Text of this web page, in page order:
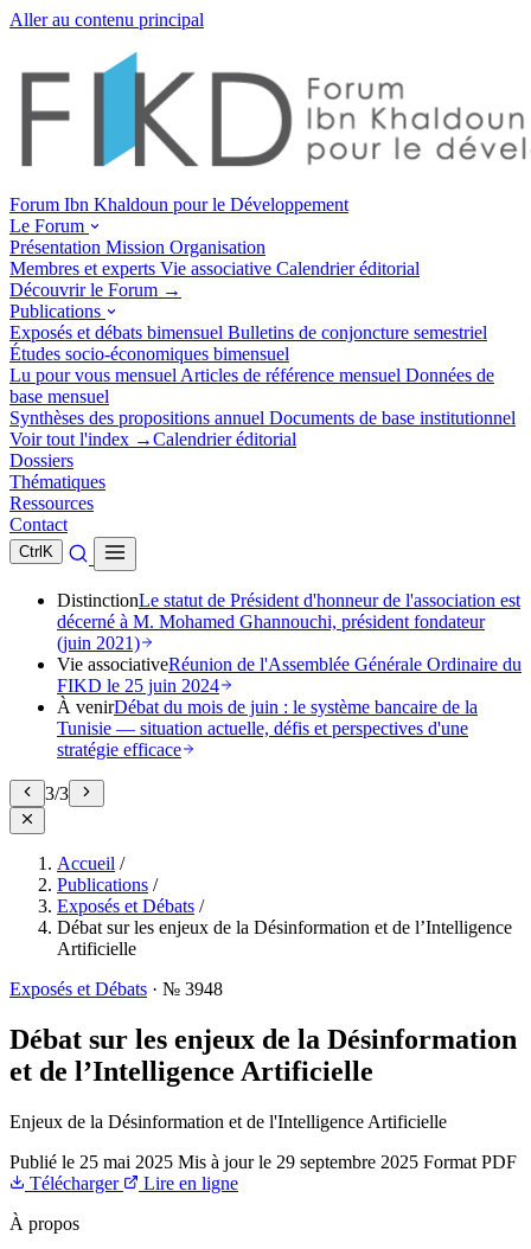
Aller au contenu principal
Forum Ibn Khaldoun pour le Développement
Le Forum
Présentation Mission Organisation
Membres et experts Vie associative Calendrier éditorial
Découvrir le Forum →
Publications
Exposés et débats bimensuel Bulletins de conjoncture semestriel
Études socio-économiques bimensuel
Lu pour vous mensuel Articles de référence mensuel Données de
base mensuel
Synthèses des propositions annuel Documents de base institutionnel
Voir tout l'index →Calendrier éditorial
Dossiers
Thématiques
Ressources
Contact
Ctrl K
DistinctionLe statut de Président d'honneur de l'association est
décerné à M. Mohamed Ghannouchi, président fondateur
(juin 2021)
Vie associativeRéunion de l'Assemblée Générale Ordinaire du
FIKD le 25 juin 2024
À venirDébat du mois de juin : le système bancaire de la
Tunisie — situation actuelle, défis et perspectives d'une
stratégie efficace
1/3
Accueil /
Publications /
Exposés et Débats /
Débat sur les enjeux de la Désinformation et de l’Intelligence
Artificielle
Exposés et Débats · № 3948
Débat sur les enjeux de la Désinformation
et de l’Intelligence Artificielle
Enjeux de la Désinformation et de l'Intelligence Artificielle
Publié le 25 mai 2025 Mis à jour le 29 septembre 2025 Format PDF
Télécharger
Lire en ligne
À propos